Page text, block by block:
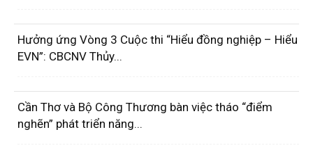
Hưởng ứng Vòng 3 Cuộc thi “Hiểu đồng nghiệp – Hiểu
EVN”: CBCNV Thủy...
Cần Thơ và Bộ Công Thương bàn việc tháo “điểm
nghẽn” phát triển năng...